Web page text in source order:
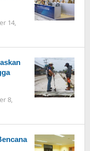
14,
8,